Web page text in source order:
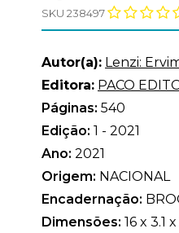
SKU 238497
Autor(a): Lenzi:
Editora: PACO
Páginas: 540
Edição: 1 - 2021
Ano: 2021
Origem: NACIONAL
Encadernação:
Dimensões: 16 x 3.1